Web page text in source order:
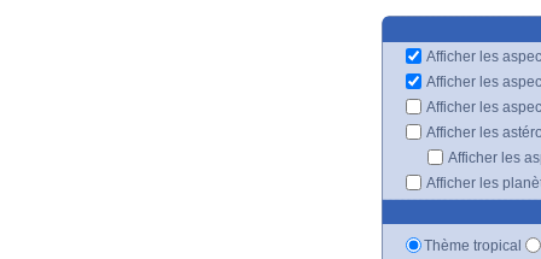
Afficher les
Afficher les
Afficher les
Afficher les
Afficher les
Afficher les
Thème tropical